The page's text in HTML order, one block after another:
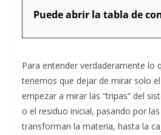
Puede abrir la tabla de
Para entender verdaderamente lo
tenemos que dejar de mirar solo
empezar a mirar las “tripas” del
o el residuo inicial, pasando por
transforman la materia, hasta la